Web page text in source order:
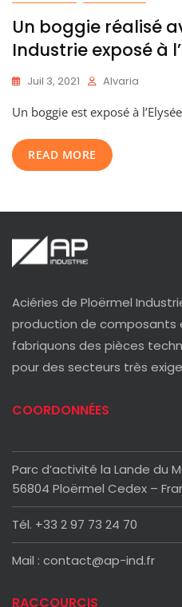
Un boggie réalisé
Industrie exposé à
Juil 3, 2021 Alvaria
Un boggie est exposé à
READ MORE
Aciéries de Ploërmel
production de composants
fabriquons des pièces
pour des secteurs très
COORDONNÉES
Parc d’activité la Lande du
56804 Ploërmel Cedex –
Tél. +33 2 97 73 24 70
Mail : contact@ap-ind.fr
RACCOURCIS